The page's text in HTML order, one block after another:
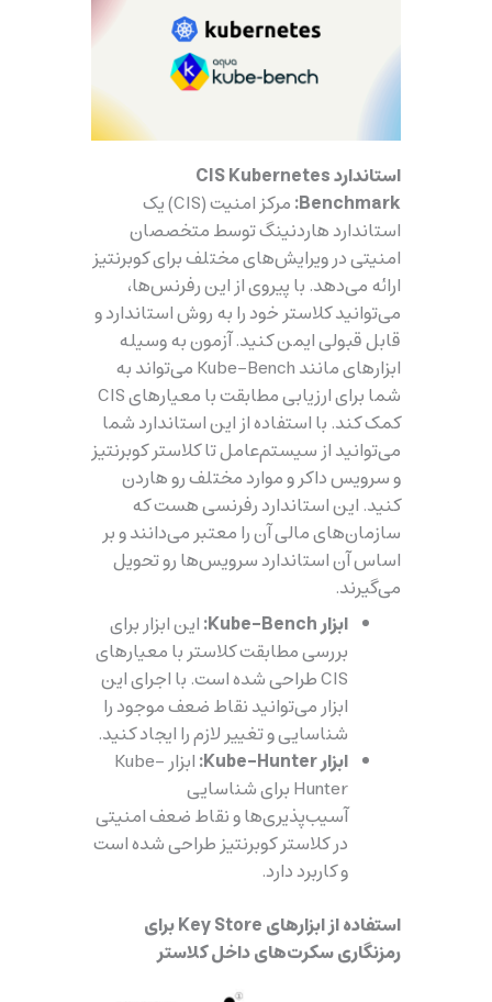
استاندارد CIS Kubernetes
Benchmark:
مرکز امنیت (CIS) یک
استاندارد هاردنینگ توسط متخصصان
امنیتی در ویرایش‌های مختلف برای کوبرنتیز
ارائه می‌دهد. با پیروی از این رفرنس‌ها،
می‌توانید کلاستر خود را به روش استاندارد و
قابل قبولی ایمن کنید. آزمون به وسیله
ابزارهای مانندKube-Benchمی‌تواند به
شما برای ارزیابی مطابقت با معیارهای CIS
کمک کند. با استفاده از این استاندارد شما
می‌توانید از سیستم‌عامل تا کلاستر کوبرنتیز
و سرویس داکر و موارد مختلف رو هاردن
کنید. این استاندارد رفرنسی هست که
سازمان‌های مالی آن را معتبر می‌دانند و بر
اساس آن استاندارد سرویس‌ها رو تحویل
می‌گیرند.
ابزار Kube-Bench:
این ابزار برای
بررسی مطابقت کلاستر با معیارهای
CIS طراحی شده است. با اجرای این
ابزار می‌توانید نقاط ضعف موجود را
شناسایی و تغییر لازم را ایجاد کنید.
ابزار Kube-Hunter:
ابزار Kube-
Hunter برای شناسایی
آسیب‌پذیری‌ها و نقاط ضعف امنیتی
در کلاستر کوبرنتیز طراحی شده است
و کاربرد دارد.
استفاده از ابزارهای Key Store برای
رمزنگاری سکرت‌های داخل کلاستر